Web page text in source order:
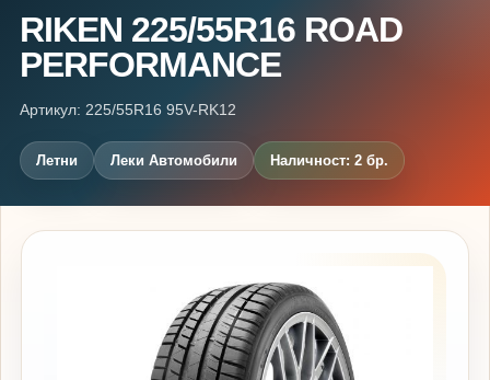
RIKEN 225/55R16 ROAD
PERFORMANCE
Артикул: 225/55R16 95V-RK12
Летни Леки Автомобили Наличност: 2 бр.